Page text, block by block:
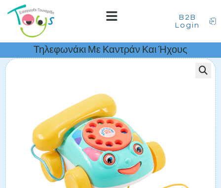
B2B
Login
Τηλεφωνάκι Με Καντράν Και Ήχους